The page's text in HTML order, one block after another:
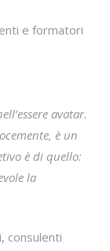
e formatori
avatar.
è un
è di quello:
la
consulenti